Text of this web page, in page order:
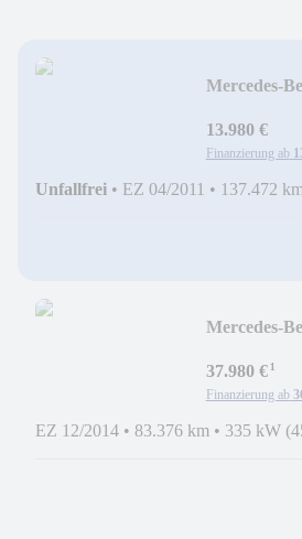
Mercedes-
13.980 €
Finanzierung ab
Unfallfrei • EZ 04/2011 • 137.472 km
Mercedes-
37.980 €¹
Finanzierung ab
EZ 12/2014 • 83.376 km • 335 kW